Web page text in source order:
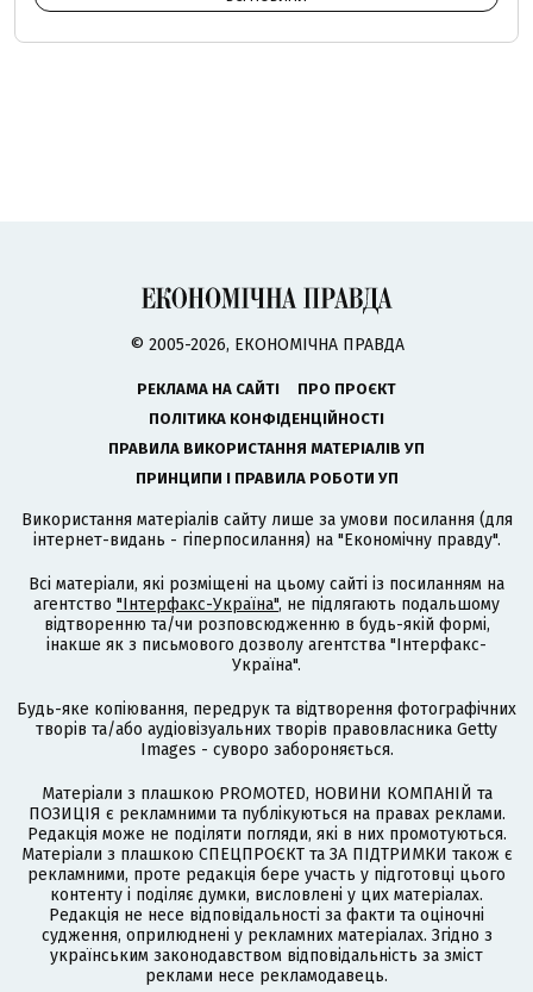
© 2005-2026, ЕКОНОМІЧНА ПРАВДА
РЕКЛАМА НА САЙТІ
ПРО ПРОЄКТ
ПОЛІТИКА КОНФІДЕНЦІЙНОСТІ
ПРАВИЛА ВИКОРИСТАННЯ МАТЕРІАЛІВ УП
ПРИНЦИПИ І ПРАВИЛА РОБОТИ УП
Використання матеріалів сайту лише за умови посилання (для
інтернет-видань - гіперпосилання) на "Економічну правду".
Всі матеріали, які розміщені на цьому сайті із посиланням на
агентство "Інтерфакс-Україна", не підлягають подальшому
відтворенню та/чи розповсюдженню в будь-якій формі,
інакше як з письмового дозволу агентства "Інтерфакс-
Україна".
Будь-яке копіювання, передрук та відтворення фотографічних
творів та/або аудіовізуальних творів правовласника Getty
Images - суворо забороняється.
Матеріали з плашкою PROMOTED, НОВИНИ КОМПАНІЙ та
ПОЗИЦІЯ є рекламними та публікуються на правах реклами.
Редакція може не поділяти погляди, які в них промотуються.
Матеріали з плашкою СПЕЦПРОЄКТ та ЗА ПІДТРИМКИ також є
рекламними, проте редакція бере участь у підготовці цього
контенту і поділяє думки, висловлені у цих матеріалах.
Редакція не несе відповідальності за факти та оціночні
судження, оприлюднені у рекламних матеріалах. Згідно з
українським законодавством відповідальність за зміст
реклами несе рекламодавець.